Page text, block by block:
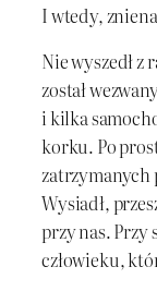
I wtedy,
Nie wyszedł
został
i kilka
korku. Po
zatrzymanych
Wysiadł,
przy nas. Przy
człowieku,